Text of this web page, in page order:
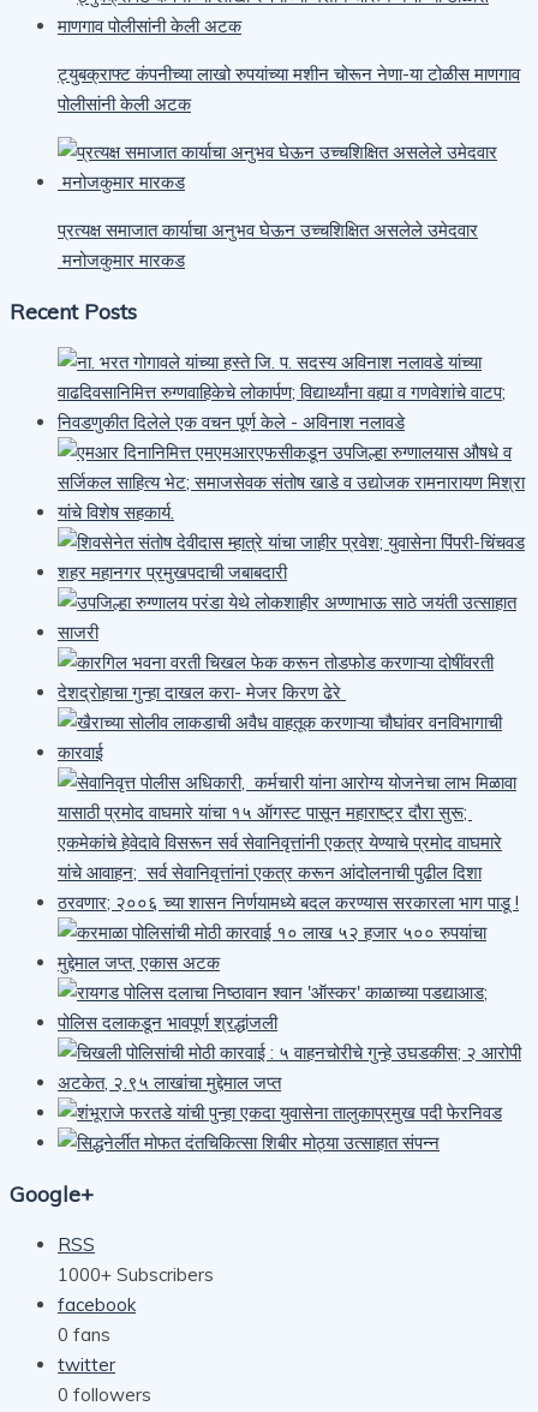
ट्युबक्राफ्ट कंपनीच्या लाखो रुपयांच्या मशीन चोरून नेणा-या टोळीस माणगाव
पोलीसांनी केली अटक
प्रत्यक्ष समाजात कार्याचा अनुभव घेऊन उच्चशिक्षित असलेले उमेदवार
मनोजकुमार मारकड
Recent Posts
Google+
RSS
1000+ Subscribers
facebook
0 fans
twitter
0 followers